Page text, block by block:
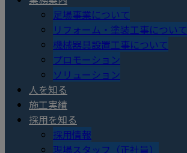
足場事業について
リフォーム・塗装工事について
機械器具設置工事について
プロモーション
ソリューション
人を知る
施工実績
採用を知る
採用情報
現場スタッフ（正社員）